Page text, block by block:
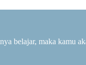
belajar, maka kamu